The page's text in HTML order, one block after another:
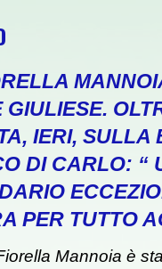
GIULIESE.
IERI, SULLA
DI CARLO: “
PER TUTTO
Mannoia è